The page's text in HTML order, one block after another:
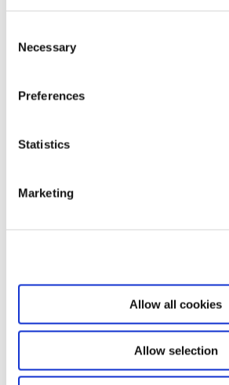
Selection
Necessary
Preferences
Statistics
Marketing
Allow all cookies
Allow selection
Carsten Nicolai, „transmitter / receiver – the
Geuter